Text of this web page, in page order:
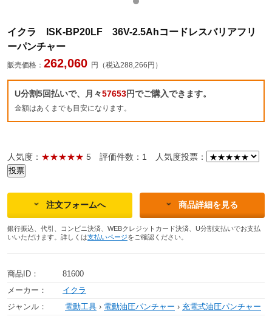
イクラ ISK-BP20LF 36V-2.5Ahコードレスバリアフリ
ーパンチャー
販売価格： 262,060 円（税込288,266円）
U分割5回払いで、月々57653円でご購入できます。
金額はあくまでも目安になります。
人気度： ★★★★★ 5 評価件数：1 人気度投票：
注文フォームへ 商品詳細を見る
銀行振込、代引、コンビニ決済、WEBクレジットカード決済、U分割支払いでお支払
いいただけます。詳しくは支払いページをご確認ください。
商品ID：
81600
メーカー：
イクラ
ジャンル：
電動工具 › 電動油圧パンチャー › 充電式油圧パンチャー